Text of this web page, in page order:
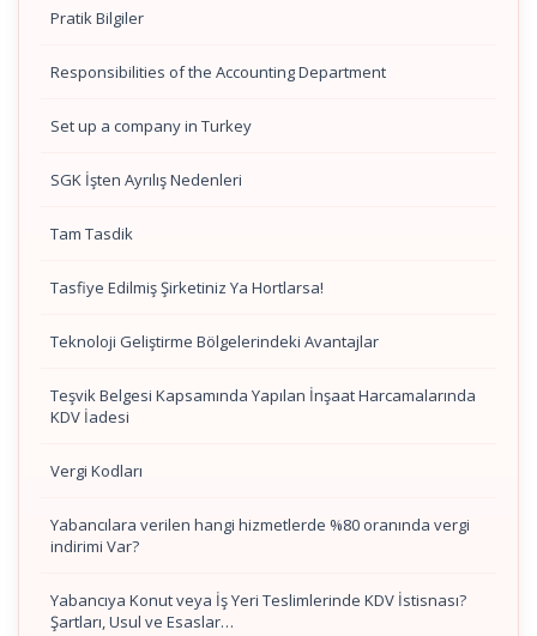
Pratik Bilgiler
Responsibilities of the Accounting Department
Set up a company in Turkey
SGK İşten Ayrılış Nedenleri
Tam Tasdik
Tasfiye Edilmiş Şirketiniz Ya Hortlarsa!
Teknoloji Geliştirme Bölgelerindeki Avantajlar
Teşvik Belgesi Kapsamında Yapılan İnşaat Harcamalarında
KDV İadesi
Vergi Kodları
Yabancılara verilen hangi hizmetlerde %80 oranında vergi
indirimi Var?
Yabancıya Konut veya İş Yeri Teslimlerinde KDV İstisnası?
Şartları, Usul ve Esaslar…